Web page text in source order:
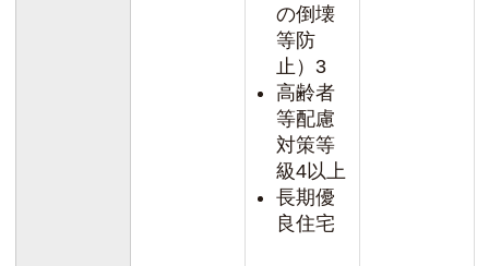
の倒壊
等防
止）3
高齢者
等配慮
対策等
級4以上
長期優
良住宅